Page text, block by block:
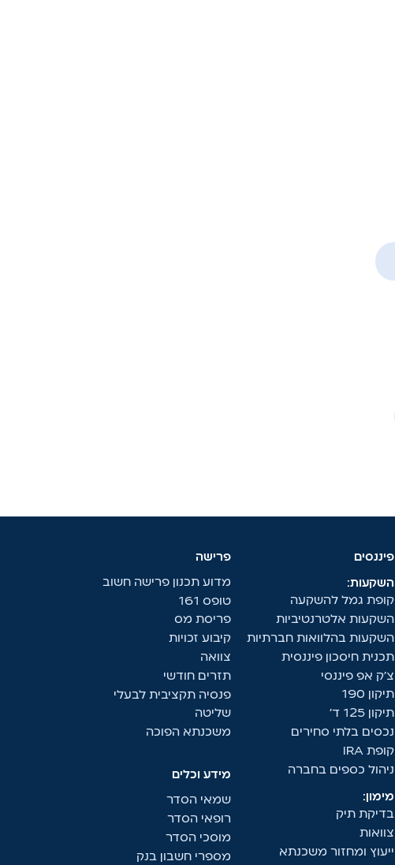
פיננסים
השקעות:
קופת גמל להשקעה
השקעות אלטרנטיביות
השקעות בהלוואות חברתיות
תכנית חיסכון פיננסית
צ'ק אפ פיננסי
תיקון 190
תיקון 125 ד'
נכסים בלתי סחירים
קופת IRA
ניהול כספים בחברה
מימון:
בדיקת תיק
צוואות
ייעוץ ומחזור משכנתא
פרישה
מדוע תכנון פרישה חשוב
טופס 161
פריסת מס
קיבוע זכויות
צוואה
תזרים חודשי
פנסיה תקציבית לבעלי
שליטה
משכנתא הפוכה
מידע וכלים
שמאי הסדר
רופאי הסדר
מוסכי הסדר
מספרי חשבון בנק